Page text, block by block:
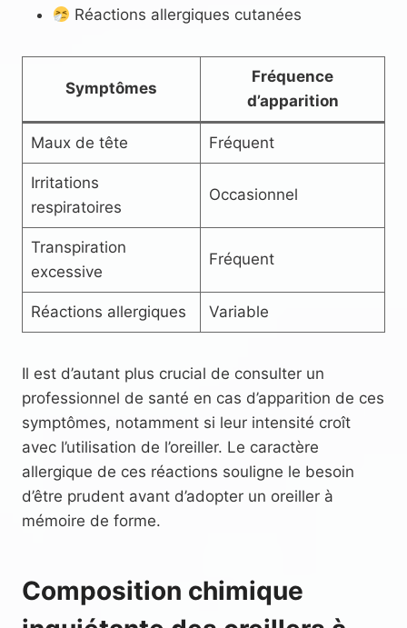
Réactions allergiques cutanées
Symptômes
Fréquence
d’apparition
Maux de tête Fréquent
Irritations
respiratoires
Occasionnel
Transpiration
excessive
Fréquent
Réactions allergiques Variable
Il est d’autant plus crucial de consulter un
professionnel de santé en cas d’apparition de ces
symptômes, notamment si leur intensité croît
avec l’utilisation de l’oreiller. Le caractère
allergique de ces réactions souligne le besoin
d’être prudent avant d’adopter un oreiller à
mémoire de forme.
Composition chimique